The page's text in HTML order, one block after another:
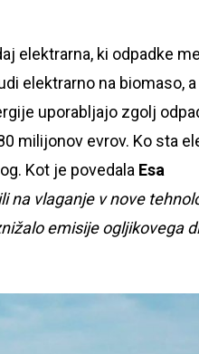
elektrarna, ki odpadke
elektrarno na biomaso,
uporabljajo zgolj
milijonov evrov. Ko sta
Kot je povedala Esa
na vlaganje v nove
emisije ogljikovega